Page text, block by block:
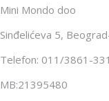
Mini Mondo doo
Sinđelićeva 5,
Telefon: 011/3861-331
MB:21395480